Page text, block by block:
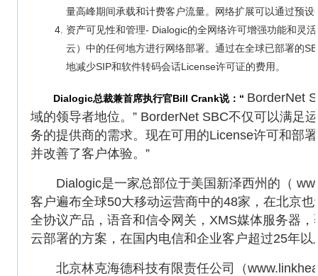
量高峰期间承载和计费客户流量。网络扩展可以通过预
资产可见性和管理- Dialogic的全网络许可增强功能和灵
云）中的任何地方进行网络部署。通过在全球已部署的
地减少SIP和软件转码会话License许可证的费用。
Dialogic总裁兼首席执行官Bill Crank说：“ BorderNet
域的领导者地位。” BorderNet SBC不仅可以满足
务的提供商的需求。现在可用的License许可和部
并改善了客户体验。”
Dialogic是一家总部位于美国新泽西州的（
客户遍布全球50大移动运营商中的48家，在北京
全协议产品，语音和信令网关，XMS媒体服务器
云部署的方案，在国内电信和企业客户超过25年以
北京林克海德科技有限责任公司（